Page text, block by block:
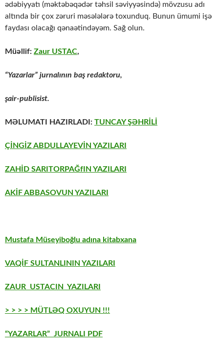
ədəbiyyatı (məktəbəqədər təhsil səviyyəsində) mövzusu adı
altında bir çox zəruri məsələlərə toxunduq. Bunun ümumi işə
faydası olacağı qənaətindəyəm. Sağ olun.
Müəllif: Zaur USTAC,
“Yazarlar” jurnalının baş redaktoru,
şair-publisist.
MƏLUMATI HAZIRLADI: TUNCAY ŞƏHRİLİ
ÇİNGİZ ABDULLAYEVİN YAZILARI
ZAHİD SARITORPAĞfIN YAZILARI
AKİF ABBASOVUN YAZILARI
Mustafa Müseyiboğlu adına kitabxana
VAQİF SULTANLININ YAZILARI
ZAUR USTACIN YAZILARI
> > > > MÜTLƏQ OXUYUN !!!
“YAZARLAR” JURNALI PDF